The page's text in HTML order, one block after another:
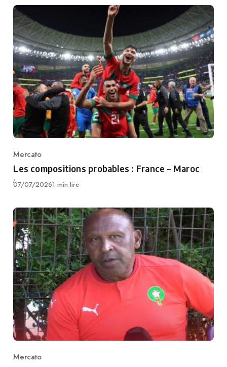
Category
Mercato
Les compositions probables : France – Maroc
Publié
07/07/20261 min lire
Category
Mercato